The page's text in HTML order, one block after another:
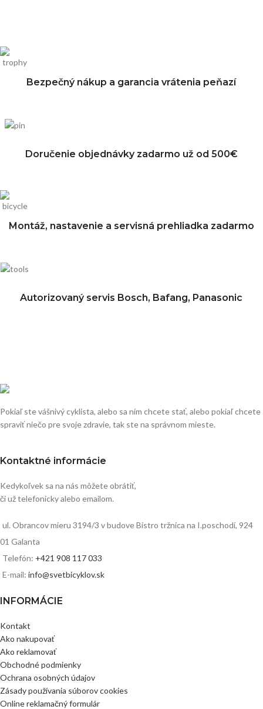
Autorizovaný servis Bosch, Bafang, Panasonic
Montáž, nastavenie a servisná prehliadka zadarmo
Doručenie objednávky zadarmo už od 500€
Bezpečný nákup a garancia vrátenia peňazí
Pokiaľ ste vášnivý cyklista, alebo sa ním chcete stať, alebo pokiaľ chcete
spraviť niečo pre svoje zdravie, tak ste na správnom mieste.
Kontaktné informácie
Kedykoľvek sa na nás môžete obrátiť,
či už telefonicky alebo emailom.
ul. Obrancov mieru 3194/3 v budove Bistro tržnica na I.poschodí, 924
01 Galanta
Telefón: +421 908 117 033
E-mail: info@svetbicyklov.sk
INFORMÁCIE
Kontakt
Ako nakupovať
Ako reklamovať
Obchodné podmienky
Ochrana osobných údajov
Zásady používania súborov cookies
Online reklamačný formulár